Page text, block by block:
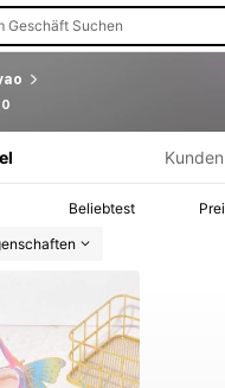
Geschäft Suchen
Preisangabe, Verkaufs- und
Beliebtest